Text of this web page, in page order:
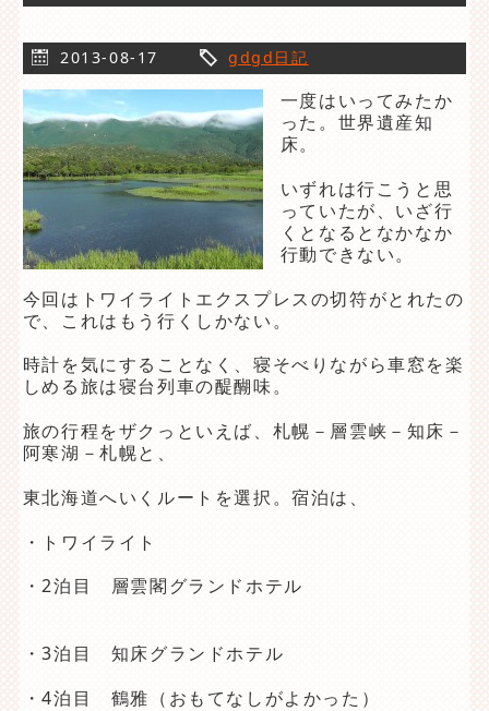
2013-08-17 gdgd日記
一度はいってみたか
った。世界遺産知
床。
いずれは行こうと思
っていたが、いざ行
くとなるとなかなか
行動できない。
今回はトワイライトエクスプレスの切符がとれたの
で、これはもう行くしかない。
時計を気にすることなく、寝そべりながら車窓を楽
しめる旅は寝台列車の醍醐味。
旅の行程をザクっといえば、札幌－層雲峡－知床－
阿寒湖－札幌と、
東北海道へいくルートを選択。宿泊は、
・トワイライト
・2泊目 層雲閣グランドホテル
・3泊目 知床グランドホテル
・4泊目 鶴雅（おもてなしがよかった）